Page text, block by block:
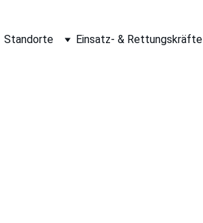
Standorte Einsatz- & Rettungskräfte